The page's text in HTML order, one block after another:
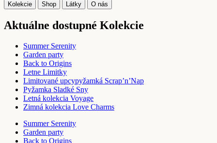
Kolekcie Shop Látky O nás
Aktuálne dostupné Kolekcie
Summer Serenity
Garden party
Back to Origins
Letne Limitky
Limitované upcypyžamká Scrap’n’Nap
Pyžamka Sladké Sny
Letná kolekcia Voyage
Zimná kolekcia Love Charms
Summer Serenity
Garden party
Back to Origins